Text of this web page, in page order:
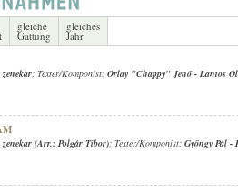
gleiche
Gattung
gleiches
Jahr
; Texter/Komponist: Orlay "Chappy" Jenő- Lantos
(Arr.: Polgár Tibor); Texter/Komponist: Gyöngy Pál -